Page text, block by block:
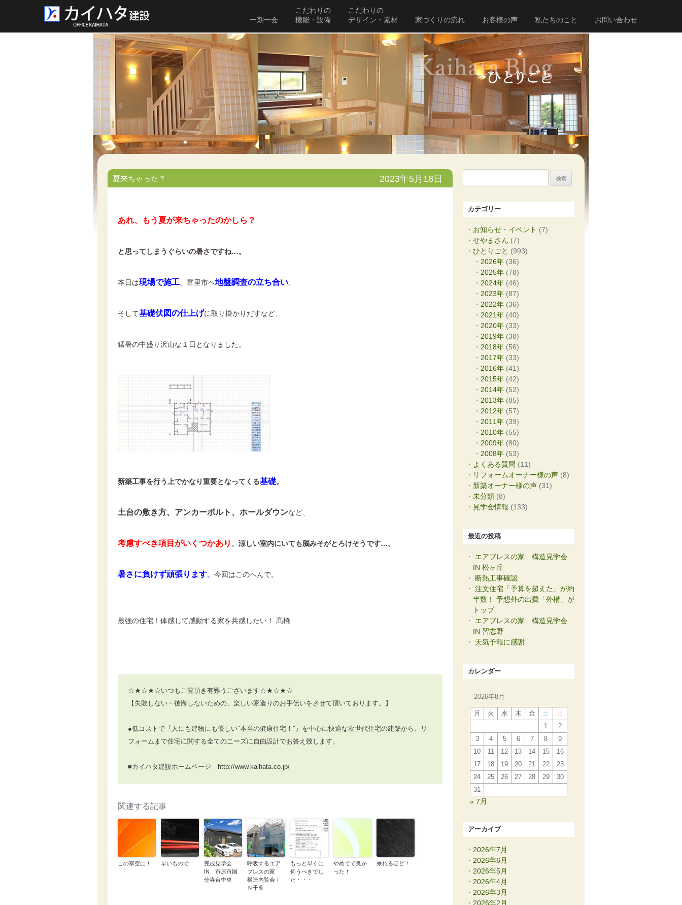
一期一会
こだわりの
機能・設備
こだわりの
デザイン・素材
家づくりの流れ お客様の声 私たちのこと お問い合わせ
夏来ちゃった？ 2023年5月18日
あれ、もう夏が来ちゃったのかしら？
と思ってしまうぐらいの暑さですね…。
本日は現場で施工 、富里市へ地盤調査の立ち合い
そして基礎伏図の仕上げに取り掛かりだすなど、
猛暑の中盛り沢山な１日となりました。
新築工事を行う上でかなり重要となってくる基礎。
土台の敷き方、アンカーボルト、ホールダウンなど、
考慮すべき項目がいくつかあり 、涼しい室内にいても脳みそがとろけそうです…。
暑さに負けず頑張ります。 今回はこのへんで。
最強の住宅！体感して感動する家を共感したい！ 髙橋
☆★☆★☆いつもご覧頂き有難うございます☆★☆★☆
【失敗しない・後悔しないための、楽しい家造りのお手伝いをさせて頂いております。】
●低コストで『人にも建物にも優しい"本当の健康住宅！"』を中心に快適な次世代住宅の建築から、リ
フォームまで住宅に関する全てのニーズに自由設計でお答え致します。
■カイハタ建設ホームページ http://www.kaihata.co.jp/
関連する記事
この寒空に！ 早いもので
完成見学会
IN 市原市国
分寺台中央
呼吸するエア
ブレスの家
構造内覧会Ｉ
Ｎ千葉
もっと早くに
伺うべきでし
た・・・
やめてて良か
った！
呆れるほど！
索:
カテゴリー
お知らせ・イベント (7)
せやまさん (7)
ひとりごと (993)
2026年 (36)
2025年 (78)
2024年 (46)
2023年 (87)
2022年 (36)
2021年 (40)
2020年 (33)
2019年 (38)
2018年 (56)
2017年 (33)
2016年 (41)
2015年 (42)
2014年 (52)
2013年 (85)
2012年 (57)
2011年 (39)
2010年 (55)
2009年 (80)
2008年 (53)
よくある質問 (11)
リフォームオーナー様の声 (8)
新築オーナー様の声 (31)
未分類 (8)
見学会情報 (133)
最近の投稿
エアブレスの家 構造見学会
IN 松ヶ丘
断熱工事確認
注文住宅「予算を超えた」が約
半数！ 予想外の出費「外構」が
トップ
エアブレスの家 構造見学会
IN 習志野
天気予報に感謝
カレンダー
2026年8月
月 火 水 木 金 土
日
1
2
3
4 5 6 7 8
9
10
11 12 13 14 15
16
17
18 19 20 21 22
23
24
25 26 27 28 29
30
31
« 7月
アーカイブ
2026年7月
2026年6月
2026年5月
2026年4月
2026年3月
2026年2月